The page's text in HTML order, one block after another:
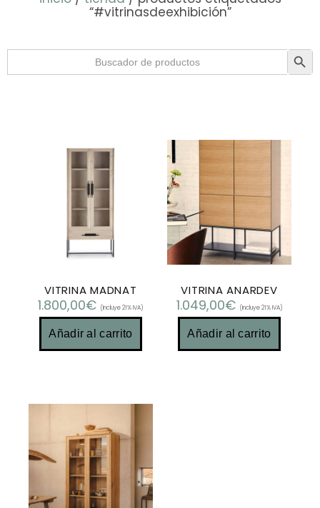
“#vitrinasdeexhibición”
Buscar: Botón de
VITRINA MADNAT
1.800,00€ (Incluye 21% IVA)
Añadir al carrito
VITRINA ANARDEV
1.049,00€ (Incluye 21% IVA)
Añadir al carrito